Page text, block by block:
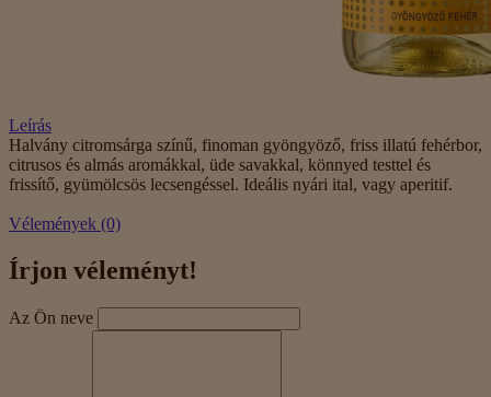
Leírás
Halvány citromsárga színű, finoman gyöngyöző, friss illatú fehérbor,
citrusos és almás aromákkal, üde savakkal, könnyed testtel és
frissítő, gyümölcsös lecsengéssel. Ideális nyári ital, vagy aperitif.
Vélemények (0)
Írjon véleményt!
Az Ön neve